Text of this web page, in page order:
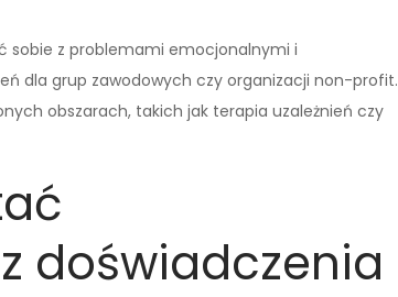
sobie z problemami emocjonalnymi i
dla grup zawodowych czy organizacji non-profit.
obszarach, takich jak terapia uzależnień czy
doświadczenia